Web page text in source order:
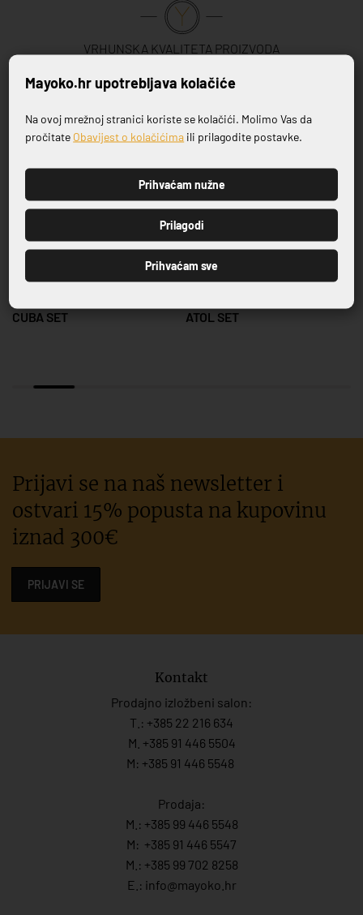
VRHUNSKA KVALITETA PROIZVODA
CUBA SET ATOL SET
Prijavi se na naš newsletter i
ostvari 15% popusta na kupovinu
iznad 300€
PRIJAVI SE
Kontakt
Prodajno izložbeni salon:
T.: +385 22 216 634
M. +385 91 446 5504
M: +385 91 446 5548
Prodaja:
M.: +385 99 446 5548
M: +385 91 446 5547
M.: +385 99 702 8258
E.: info@mayoko. hr
Prijavite se na naš newsletter
PRIJAVI SE
Mayoko.hr upotrebljava kolačiće
Na ovoj mrežnoj stranici koriste se kolačići. Molimo Vas da
pročitate Obavijest o kolačićima ili prilagodite postavke.
Prihvaćam nužne
Prilagodi
Prihvaćam sve